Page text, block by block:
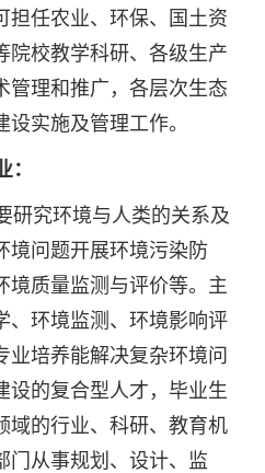
担任农业、环保、国土资
院校教学科研、各级生产
管理和推广，各层次生态
实施及管理工作。
研究环境与人类的关系及
境问题开展环境污染防
境质量监测与评价等。主
、环境监测、环境影响评
业培养能解决复杂环境问
设的复合型人才，毕业生
域的行业、科研、教育机
门从事规划、设计、监